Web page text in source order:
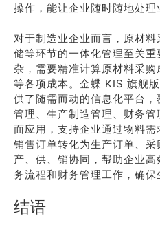
操作，能让企业随时随地处理
对于制造业企业而言，原材
储等环节的一体化管理至关
杂，需要精准计算原材料采
等各项成本。金蝶 KIS 旗舰
供了随需而动的信息化平台
管理、生产制造管理、财务
面应用，支持企业通过物料
销售订单转化为生产订单、
产、供、销协同，帮助企业
务流程和财务管理工作，确保
结语